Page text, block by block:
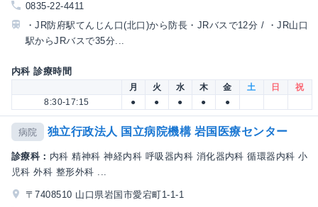
0835-22-4411
・JR防府駅てんじん口(北口)から防長・JRバスで12分 / ・JR山口
駅からJRバスで35分...
内科 診療時間
月 火 水 木 金 土 日
祝
8:30-17:15
● ● ● ● ●
病院 独立行政法人 国立病院機構 岩国医療センター
診療科： 内科 精神科 神経内科 呼吸器内科 消化器内科 循環器内科 小
児科 外科 整形外科 ...
〒7408510 山口県岩国市愛宕町1-1-1